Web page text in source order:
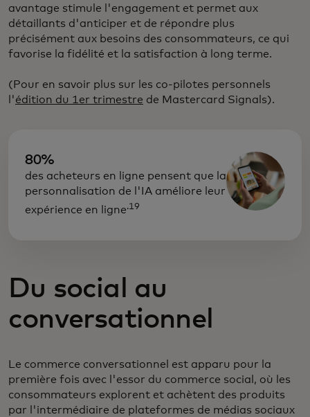
avantage stimule l'engagement et permet aux
détaillants d'anticiper et de répondre plus
précisément aux besoins des consommateurs, ce qui
favorise la fidélité et la satisfaction à long terme.
(Pour en savoir plus sur les co-pilotes personnels
l'édition du 1er trimestre de Mastercard Signals).
80%
des acheteurs en ligne pensent que la
personnalisation de l'IA améliore leur
expérience en ligne.19
Du social au
conversationnel
Le commerce conversationnel est apparu pour la
première fois avec l'essor du commerce social, où les
consommateurs explorent et achètent des produits
par l'intermédiaire de plateformes de médias sociaux